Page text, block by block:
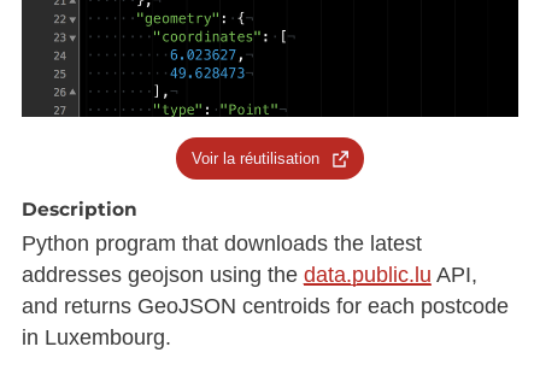
Voir la réutilisation
Description
Python program that downloads the latest
addresses geojson using the data.public.lu API,
and returns GeoJSON centroids for each postcode
in Luxembourg.